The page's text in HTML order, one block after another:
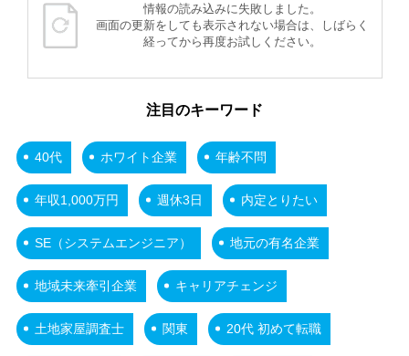
情報の読み込みに失敗しました。
画面の更新をしても表示されない場合は、しばらく
経ってから再度お試しください。
注目のキーワード
40代 ホワイト企業 年齢不問
年収1,000万円 週休3日 内定とりたい
SE（システムエンジニア） 地元の有名企業
地域未来牽引企業 キャリアチェンジ
土地家屋調査士 関東 20代 初めて転職